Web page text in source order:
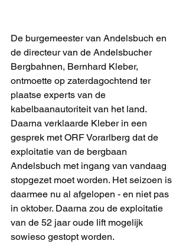
De burgemeester van Andelsbuch en
de directeur van de Andelsbucher
Bergbahnen, Bernhard Kleber,
ontmoette op zaterdagochtend ter
plaatse experts van de
kabelbaanautoriteit van het land.
Daarna verklaarde Kleber in een
gesprek met ORF Vorarlberg dat de
exploitatie van de bergbaan
Andelsbuch met ingang van vandaag
stopgezet moet worden. Het seizoen is
daarmee nu al afgelopen - en niet pas
in oktober. Daarna zou de exploitatie
van de 52 jaar oude lift mogelijk
sowieso gestopt worden.